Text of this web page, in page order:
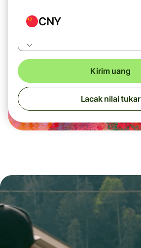
CNY
Kirim uang
Lacak nilai tukar